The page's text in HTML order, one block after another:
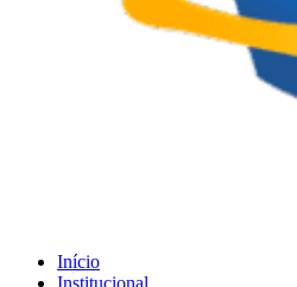
Início
Institucional